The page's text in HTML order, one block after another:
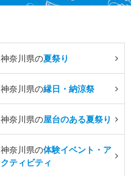
神奈川県の夏祭り
神奈川県の縁日・納涼祭
神奈川県の屋台のある夏祭り
神奈川県の体験イベント・ア
クティビティ